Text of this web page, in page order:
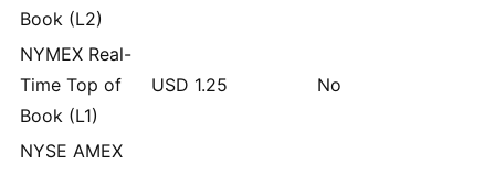
Book (L2)
NYMEX Real-
Time Top of
Book (L1)
USD 1.25 No
NYSE AMEX